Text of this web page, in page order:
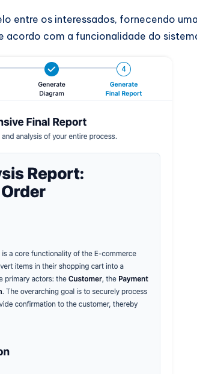
entre os interessados, fornecendo
acordo com a funcionalidade do